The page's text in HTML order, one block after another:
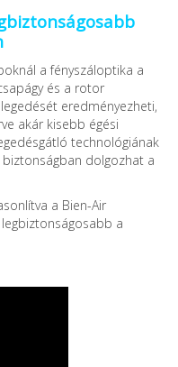
a fényszáloptika a
és a rotor
eredményezheti,
akár kisebb égési
technológiának
dolgozhat a
a Bien-Air
a